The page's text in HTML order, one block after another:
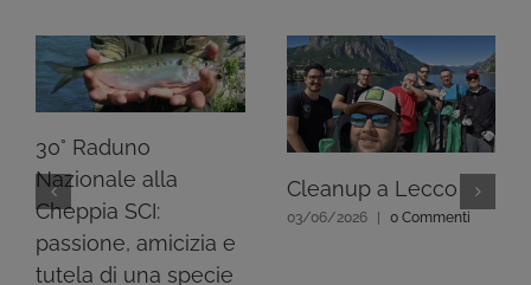
30° Raduno
Nazionale alla
Cheppia SCI:
passione, amicizia e
tutela di una specie
Cleanup a Lecco
03/06/2026 0 Commenti